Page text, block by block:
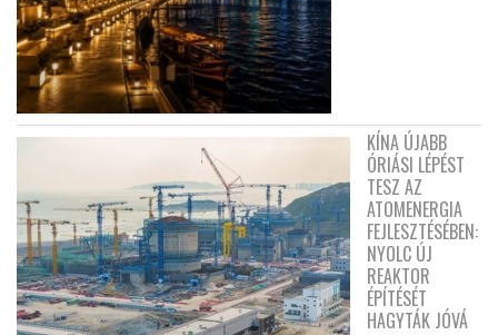
KÍNA ÚJABB
ÓRIÁSI LÉPÉST
TESZ AZ
ATOMENERGIA
FEJLESZTÉSÉBEN:
NYOLC ÚJ
REAKTOR
ÉPÍTÉSÉT
HAGYTÁK JÓVÁ